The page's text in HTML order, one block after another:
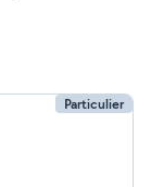
Particulier